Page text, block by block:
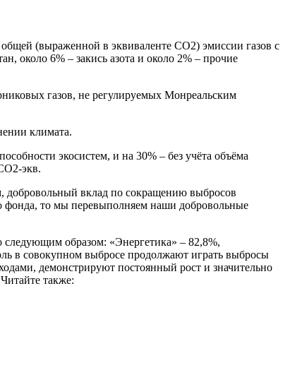
(выраженной в эквиваленте СО2) эмиссии газов с
около 6% – закись азота и около 2% – прочие
газов, не регулируемых Монреальским
климата.
экосистем, и на 30% – без учёта объёма
экв.
добровольный вклад по сокращению выбросов
фонда, то мы перевыполняем наши добровольные
следующим образом: «Энергетика» – 82,8%,
в совокупном выбросе продолжают играть выбросы
демонстрируют постоянный рост и значительно
также: